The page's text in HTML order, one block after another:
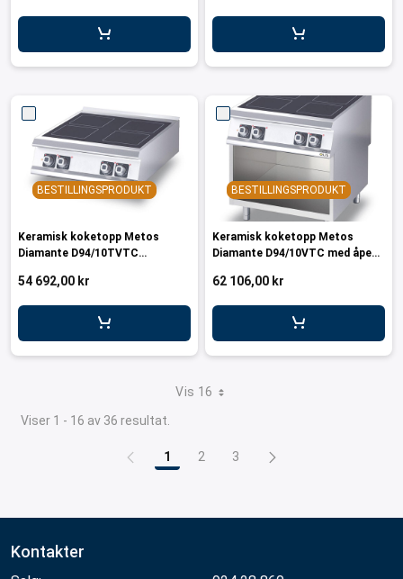
BESTILLINGSPRODUKT
Keramisk koketopp Metos
Diamante D94/10TVTC
54 692,00 kr
BESTILLINGSPRODUKT
Keramisk koketopp Metos
Diamante D94/10VTC med åpent
62 106,00 kr
Vis 16
Viser 1 - 16 av 36 resultat.
Side
1 Side
2 Side
3
Kontakter